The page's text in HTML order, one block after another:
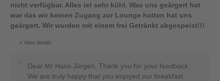
nicht verfügbar. Alles ist sehr kühl. Was uns geärgert hat
war das wir keinen Zugang zur Lounge hatten hat uns
geärgert. Wir wurden mit einem frei Getränkt abgespeist!!!
View details
Dear Mr Hans Jürgen, Thank you for your feedback.
We are truly happy that you enjoyed our breakfast,